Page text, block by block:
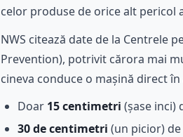
celor produse de orice alt
NWS citează date de la Centrele
Prevention), potrivit cărora mai
cineva conduce o mașină direct
Doar 15 centimetri (șase inci)
30 de centimetri (un picior)